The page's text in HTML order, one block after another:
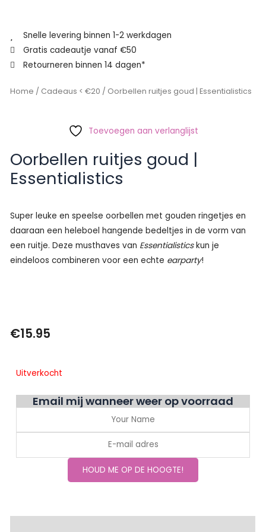
Snelle levering binnen 1-2 werkdagen
Gratis cadeautje vanaf €50
Retourneren binnen 14 dagen*
Home / Cadeaus < €20 / Oorbellen ruitjes goud | Essentialistics
Toevoegen aan verlanglijst
Oorbellen ruitjes goud |
Essentialistics
Super leuke en speelse oorbellen met gouden ringetjes en
daaraan een heleboel hangende bedeltjes in de vorm van
een ruitje. Deze musthaves van Essentialisticskun je
eindeloos combineren voor een echte earparty!
€15.95
Uitverkocht
Email mij wanneer weer op voorraad